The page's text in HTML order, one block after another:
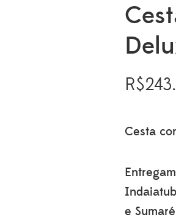
R$
Cesta
e